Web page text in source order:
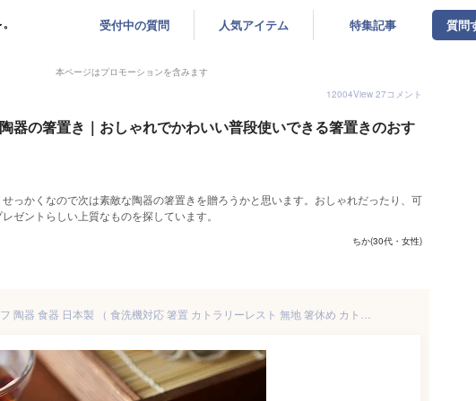
受付中の質問 人気アイテム 特集記事 質問
本ページはプロモーションを含みます
12004View 27コメント
器の箸置き｜おしゃれでかわいい普段使いできる箸置きのおす
っかくなので次は素敵な陶器の箸置きを贈ろうかと思います。おしゃれだったり、可
ゼントらしい上質なものを探しています。
ちか(30代・女性)